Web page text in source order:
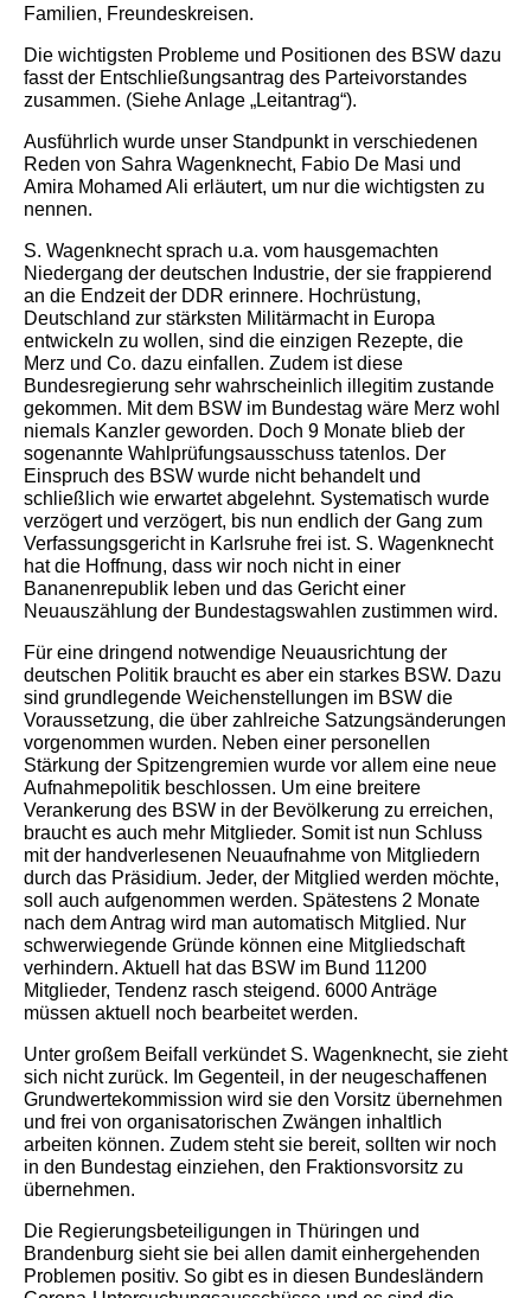
Familien, Freundeskreisen.
Die wichtigsten Probleme und Positionen des BSW dazu
fasst der Entschließungsantrag des Parteivorstandes
zusammen. (Siehe Anlage „Leitantrag“).
Ausführlich wurde unser Standpunkt in verschiedenen
Reden von Sahra Wagenknecht, Fabio De Masi und
Amira Mohamed Ali erläutert, um nur die wichtigsten zu
nennen.
S. Wagenknecht sprach u.a. vom hausgemachten
Niedergang der deutschen Industrie, der sie frappierend
an die Endzeit der DDR erinnere. Hochrüstung,
Deutschland zur stärksten Militärmacht in Europa
entwickeln zu wollen, sind die einzigen Rezepte, die
Merz und Co. dazu einfallen. Zudem ist diese
Bundesregierung sehr wahrscheinlich illegitim zustande
gekommen. Mit dem BSW im Bundestag wäre Merz wohl
niemals Kanzler geworden. Doch 9 Monate blieb der
sogenannte Wahlprüfungsausschuss tatenlos. Der
Einspruch des BSW wurde nicht behandelt und
schließlich wie erwartet abgelehnt. Systematisch wurde
verzögert und verzögert, bis nun endlich der Gang zum
Verfassungsgericht in Karlsruhe frei ist. S. Wagenknecht
hat die Hoffnung, dass wir noch nicht in einer
Bananenrepublik leben und das Gericht einer
Neuauszählung der Bundestagswahlen zustimmen wird.
Für eine dringend notwendige Neuausrichtung der
deutschen Politik braucht es aber ein starkes BSW. Dazu
sind grundlegende Weichenstellungen im BSW die
Voraussetzung, die über zahlreiche Satzungsänderungen
vorgenommen wurden. Neben einer personellen
Stärkung der Spitzengremien wurde vor allem eine neue
Aufnahmepolitik beschlossen. Um eine breitere
Verankerung des BSW in der Bevölkerung zu erreichen,
braucht es auch mehr Mitglieder. Somit ist nun Schluss
mit der handverlesenen Neuaufnahme von Mitgliedern
durch das Präsidium. Jeder, der Mitglied werden möchte,
soll auch aufgenommen werden. Spätestens 2 Monate
nach dem Antrag wird man automatisch Mitglied. Nur
schwerwiegende Gründe können eine Mitgliedschaft
verhindern. Aktuell hat das BSW im Bund 11200
Mitglieder, Tendenz rasch steigend. 6000 Anträge
müssen aktuell noch bearbeitet werden.
Unter großem Beifall verkündet S. Wagenknecht, sie zieht
sich nicht zurück. Im Gegenteil, in der neugeschaffenen
Grundwertekommission wird sie den Vorsitz übernehmen
und frei von organisatorischen Zwängen inhaltlich
arbeiten können. Zudem steht sie bereit, sollten wir noch
in den Bundestag einziehen, den Fraktionsvorsitz zu
übernehmen.
Die Regierungsbeteiligungen in Thüringen und
Brandenburg sieht sie bei allen damit einhergehenden
Problemen positiv. So gibt es in diesen Bundesländern